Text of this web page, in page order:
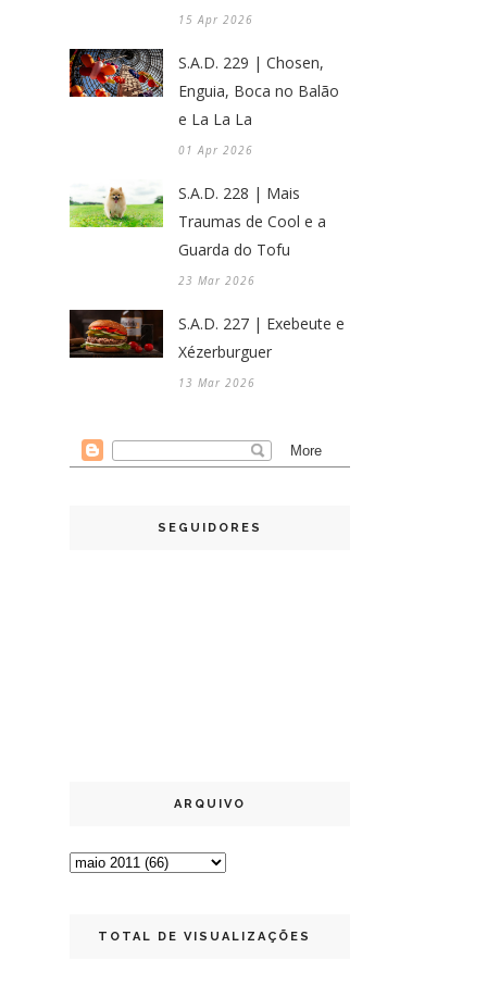
15 Apr 2026
S.A.D. 229 | Chosen,
Enguia, Boca no Balão
e La La La
01 Apr 2026
S.A.D. 228 | Mais
Traumas de Cool e a
Guarda do Tofu
23 Mar 2026
S.A.D. 227 | Exebeute e
Xézerburguer
13 Mar 2026
SEGUIDORES
ARQUIVO
TOTAL DE VISUALIZAÇÕES